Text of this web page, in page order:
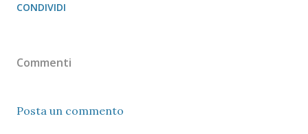
CONDIVIDI
Commenti
Posta un commento